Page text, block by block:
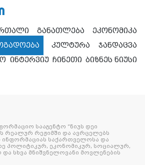
განათლება
ეკონომიკა
კულტურა
ჯანდაცვა
ინტერვიუ ჩინეთი ბიზნეს ნიუსი
სააგენტო “ნიუს დეი
რეალურ რეჟიმში და ავრცელებს
ინფორმაციას საქართველოსა და
პოლიტიკურ, ეკონომიკურ, სოციალურ,
სხვა მნიშვნელოვანი მოვლენების